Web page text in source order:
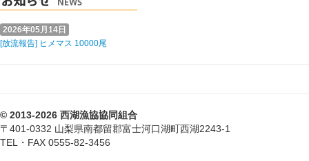
2026年05月14日
[放流報告] ヒメマス 10000尾
© 2013-2026 西湖漁協協同組合
〒401-0332 山梨県南都留郡富士河口湖町西湖2243-1
TEL・FAX 0555-82-3456